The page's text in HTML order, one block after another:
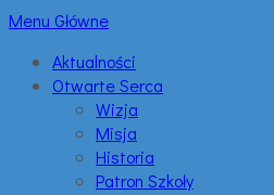
Menu Główne
Aktualności
Otwarte Serca
Wizja
Misja
Historia
Patron Szkoły